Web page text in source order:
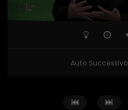
Auto Successivo